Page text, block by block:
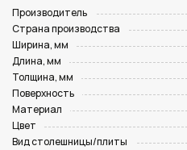
Производитель
Страна производства
Ширина, мм
Длина, мм
Толщина, мм
Поверхность
Материал
Цвет
Вид столешницы/плиты